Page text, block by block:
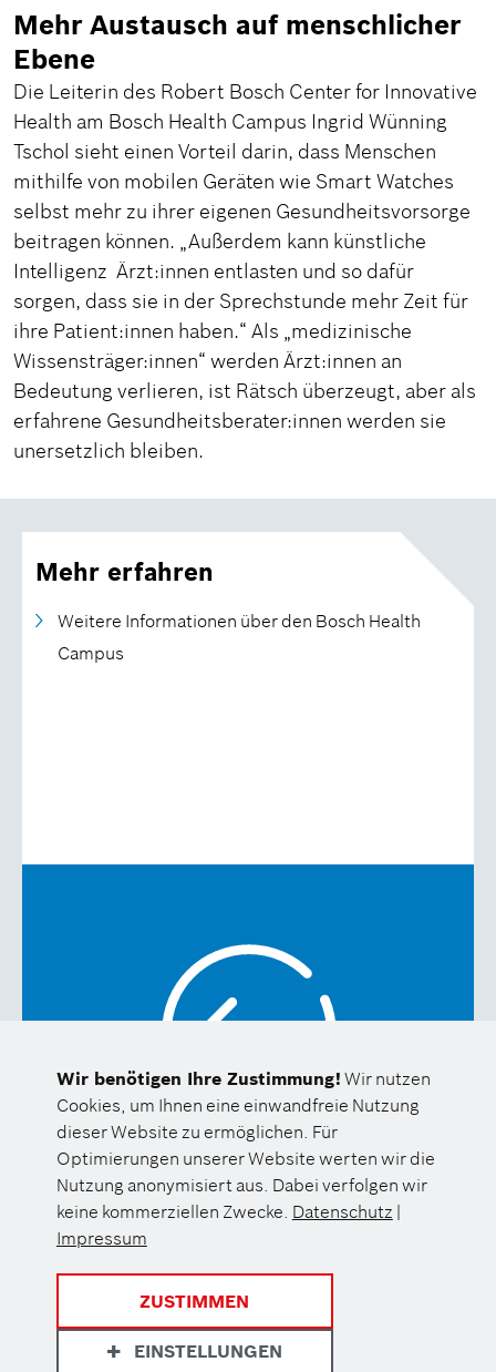
Mehr Austausch auf menschlicher
Ebene
Die Leiterin des Robert Bosch Center for Innovative
Health am Bosch Health Campus Ingrid Wünning
Tschol sieht einen Vorteil darin, dass Menschen
mithilfe von mobilen Geräten wie Smart Watches
selbst mehr zu ihrer eigenen Gesundheitsvorsorge
beitragen können. „Außerdem kann künstliche
Intelligenz Ärzt:innen entlasten und so dafür
sorgen, dass sie in der Sprechstunde mehr Zeit für
ihre Patient:innen haben.“ Als „medizinische
Wissensträger:innen“ werden Ärzt:innen an
Bedeutung verlieren, ist Rätsch überzeugt, aber als
erfahrene Gesundheitsberater:innen werden sie
unersetzlich bleiben.
Mehr erfahren
Weitere Informationen über den Bosch Health
Campus
Wir benötigen Ihre Zustimmung! Wir nutzen
Cookies, um Ihnen eine einwandfreie Nutzung
dieser Website zu ermöglichen. Für
Optimierungen unserer Website werten wir die
Nutzung anonymisiert aus. Dabei verfolgen wir
keine kommerziellen Zwecke. Datenschutz |
Impressum
ZUSTIMMEN
EINSTELLUNGEN